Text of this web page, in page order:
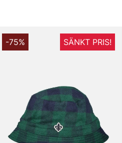
-75% SÄNKT PRIS!